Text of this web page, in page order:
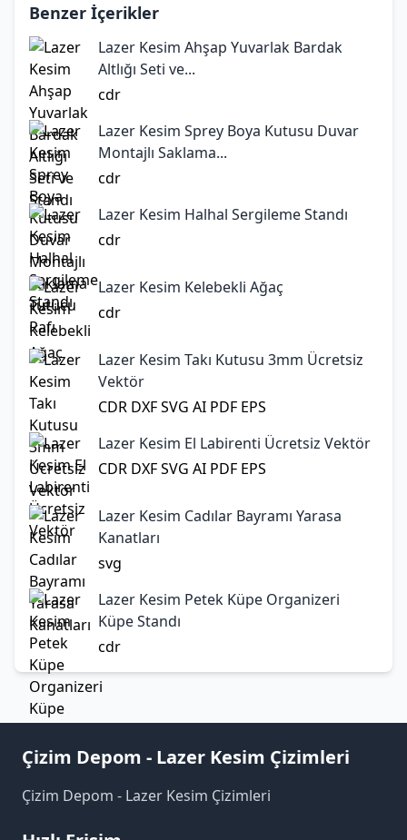
Benzer İçerikler
Lazer Kesim Ahşap Yuvarlak Bardak
Altlığı Seti ve...
cdr
Lazer Kesim Sprey Boya Kutusu Duvar
Montajlı Saklama...
cdr
Lazer Kesim Halhal Sergileme Standı
cdr
Lazer Kesim Kelebekli Ağaç
cdr
Lazer Kesim Takı Kutusu 3mm Ücretsiz
Vektör
CDR DXFSVG AI PDF EPS
Lazer Kesim El Labirenti Ücretsiz Vektör
CDR DXFSVG AI PDF EPS
Lazer Kesim Cadılar Bayramı Yarasa
Kanatları
svg
Lazer Kesim Petek Küpe Organizeri
Küpe Standı
cdr
Çizim Depom - Lazer Kesim Çizimleri
Çizim Depom - Lazer Kesim Çizimleri